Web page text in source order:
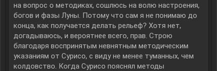
на вопрос о методиках, сошлюсь на волю настроения,
богов и фазы Луны. Потому что сам я не понимаю до
конца, как получается делать рельеф? Хотя нет,
догадываюсь, и вероятнее всего, прав. Строю
благодаря воспринятым невнятным методическим
указаниям от Сурисо, с виду не менее туманных, чем
колдовство. Когда Сурисо пояснял методы